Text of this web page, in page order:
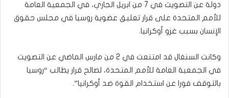
دولة عن التصويت في 7 من ابريل الجاري، في الجمعية العامة
للأمم المتحدة على قرار تعليق عضوية روسيا في مجلس حقوق
الإنسان بسبب غزو أوكرانيا.
وكانت السنغال قد امتنعت في 2 من مارس الماضي عن التصويت
في الجمعية العامة للأمم المتحدة، لصالح قرار يطالب “روسيا
بالتوقف فورا عن استخدام القوة ضد أوكرانيا”.